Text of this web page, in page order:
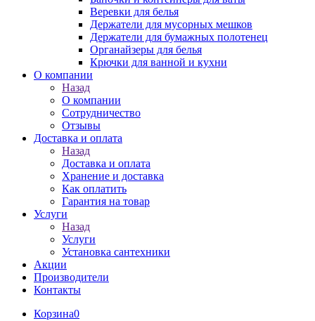
Веревки для белья
Держатели для мусорных мешков
Держатели для бумажных полотенец
Органайзеры для белья
Крючки для ванной и кухни
О компании
Назад
О компании
Сотрудничество
Отзывы
Доставка и оплата
Назад
Доставка и оплата
Хранение и доставка
Как оплатить
Гарантия на товар
Услуги
Назад
Услуги
Установка сантехники
Акции
Производители
Контакты
Корзина0